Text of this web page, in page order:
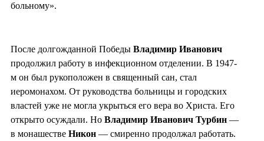
больному».
После долгожданной Победы Владимир Иванович
продолжил работу в инфекционном отделении. В 1947-
м он был рукоположен в священный сан, стал
иеромонахом. От руководства больницы и городских
властей уже не могла укрыться его вера во Христа. Его
открыто осуждали. Но Владимир Иванович Турбин —
в монашестве Никон — смиренно продолжал работать.